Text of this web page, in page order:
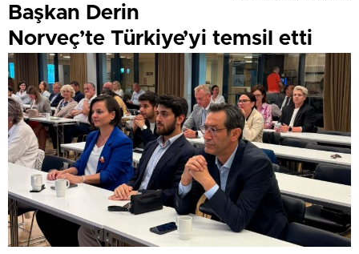
Başkan Derin
Norveç’te Türkiye’yi temsil etti